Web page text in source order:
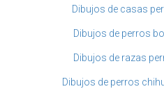
Dibujos de casas
Dibujos de perros
Dibujos de razas
Dibujos de perros